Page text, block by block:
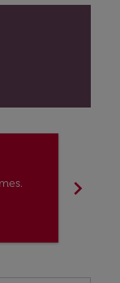
chevron_right